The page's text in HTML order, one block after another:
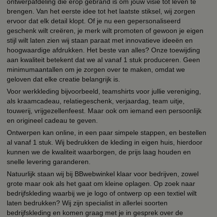
brengen. Van het eerste idee tot het laatste stiksel, wij zorgen
ervoor dat elk detail klopt. Of je nu een gepersonaliseerd
geschenk wilt creëren, je merk wilt promoten of gewoon je eigen
stijl wilt laten zien wij staan paraat met innovatieve ideeën en
hoogwaardige afdrukken. Het beste van alles? Onze toewijding
aan kwaliteit betekent dat we al vanaf 1 stuk produceren. Geen
minimumaantallen om je zorgen over te maken, omdat we
geloven dat elke creatie belangrijk is.
Voor werkkleding bijvoorbeeld, teamshirts voor jullie vereniging,
als kraamcadeau, relatiegeschenk, verjaardag, team uitje,
touwerij, vrijgezellenfeest. Maar ook om iemand een persoonlijk
en origineel cadeau te geven.
Ontwerpen kan online, in een paar simpele stappen, en bestellen
al vanaf 1 stuk. Wij bedrukken de kleding in eigen huis, hierdoor
kunnen we de kwaliteit waarborgen, de prijs laag houden en
snelle levering garanderen.
Natuurlijk staan wij bij BBwebwinkel klaar voor bedrijven, zowel
grote maar ook als het gaat om kleine oplagen. Op zoek naar
bedrijfskleding waarbij we je logo of ontwerp op een textiel wilt
laten bedrukken? Wij zijn specialist in allerlei soorten
bedrijfskleding en komen graag met je in gesprek over de